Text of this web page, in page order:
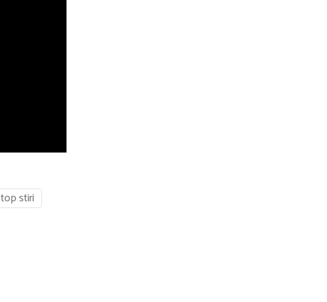
top stiri